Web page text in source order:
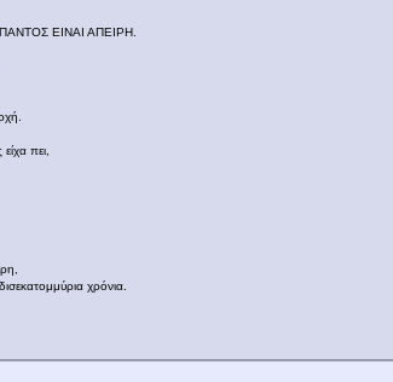
ΕΙΝΑΙ ΑΠΕΙΡΗ.
πει,
χρόνια.